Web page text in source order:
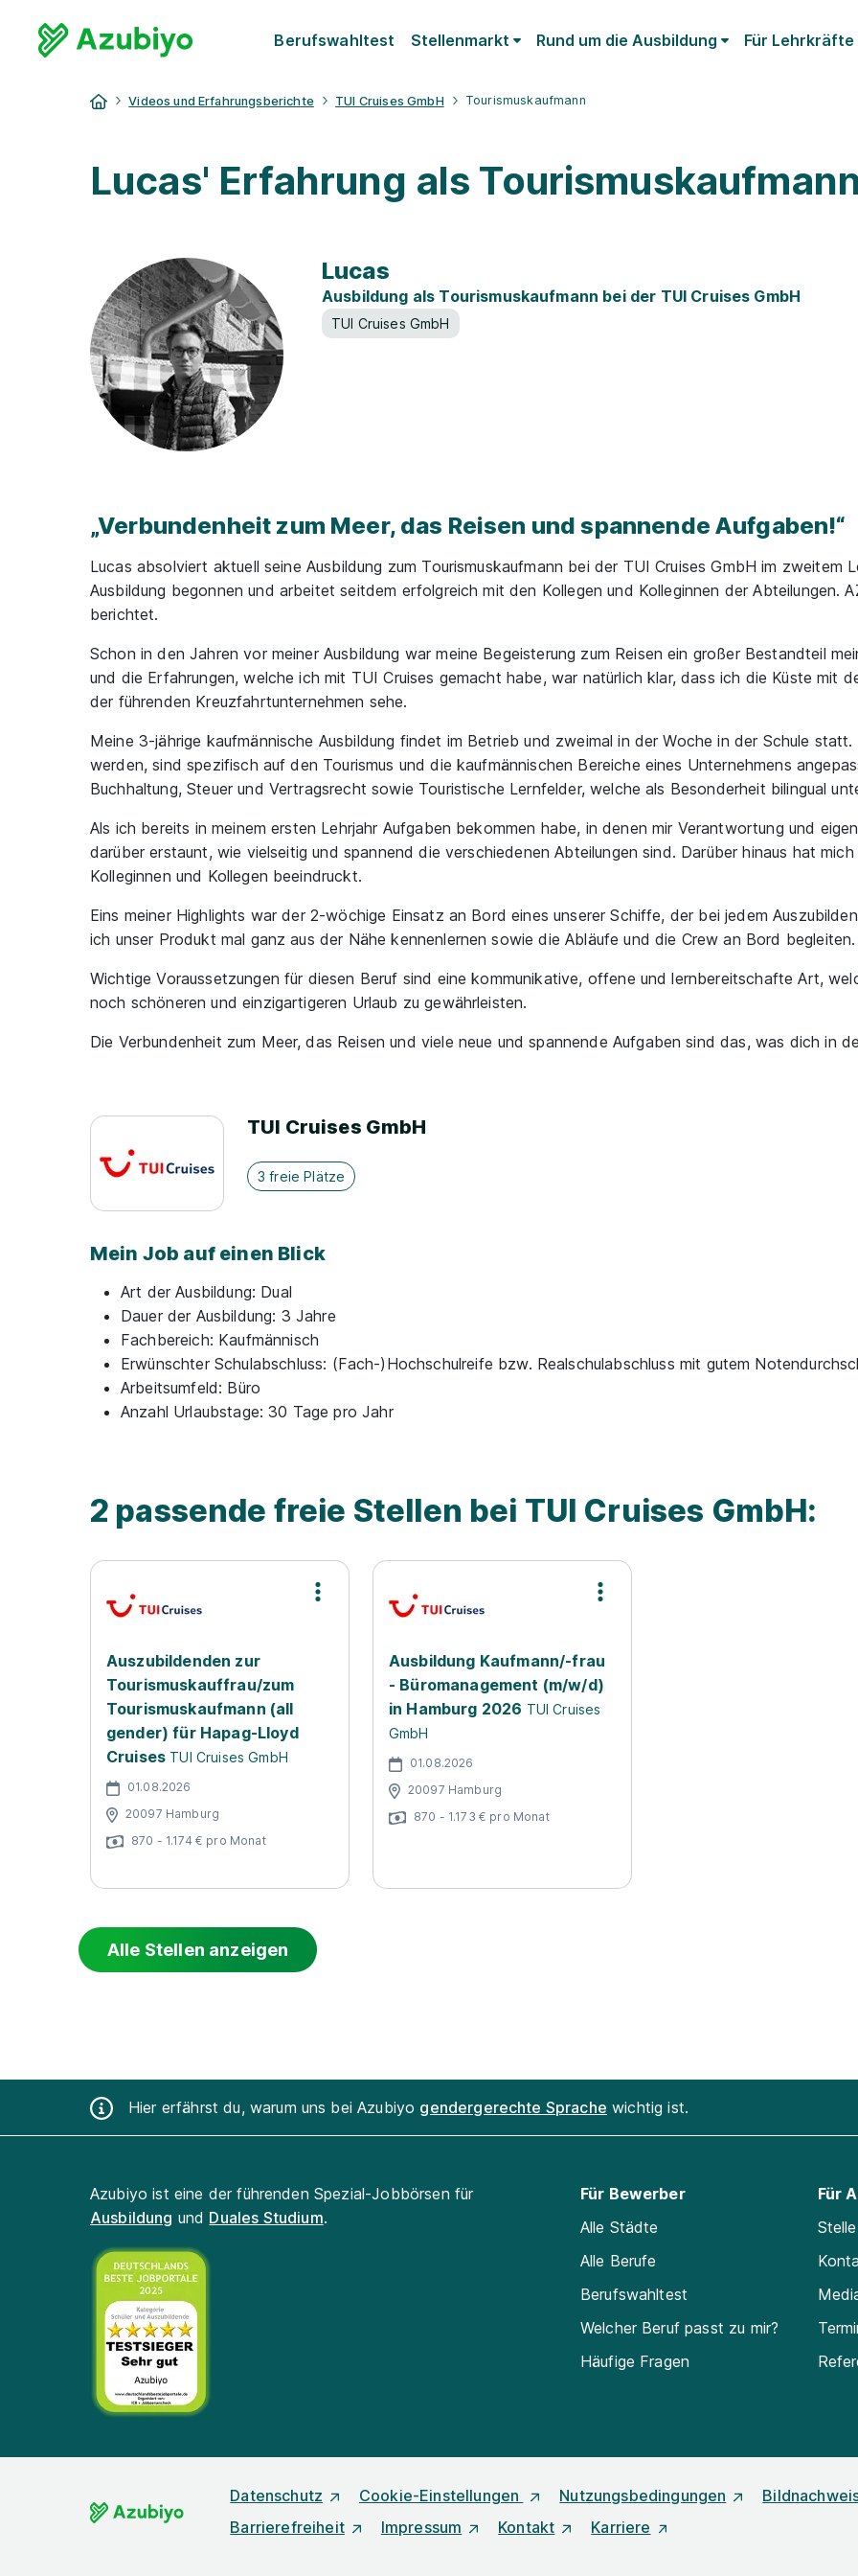
Berufswahltest Stellenmarkt Rund um die Ausbildung Für Lehrkräfte
Videos und Erfahrungsberichte TUI Cruises GmbH Tourismuskaufmann
Lucas' Erfahrung als
Lucas
Ausbildung als Tourismuskaufmann bei der TUI Cruises GmbH
TUI Cruises GmbH
„Verbundenheit zum Meer, das Reisen und spannende Aufgaben!“
Lucas absolviert aktuell seine Ausbildung zum Tourismuskaufmann bei der TUI Cruises GmbH im zweitem
Ausbildung begonnen und arbeitet seitdem erfolgreich mit den Kollegen und Kolleginnen der Abteilungen.
berichtet.
Schon in den Jahren vor meiner Ausbildung war meine Begeisterung zum Reisen ein großer Bestandteil
und die Erfahrungen, welche ich mit TUI Cruises gemacht habe, war natürlich klar, dass ich die Küste mit
der führenden Kreuzfahrtunternehmen sehe.
Meine 3-jährige kaufmännische Ausbildung findet im Betrieb und zweimal in der Woche in der Schule
werden, sind spezifisch auf den Tourismus und die kaufmännischen Bereiche eines Unternehmens
Buchhaltung, Steuer und Vertragsrecht sowie Touristische Lernfelder, welche als Besonderheit bilingual
Als ich bereits in meinem ersten Lehrjahr Aufgaben bekommen habe, in denen mir Verantwortung und
darüber erstaunt, wie vielseitig und spannend die verschiedenen Abteilungen sind. Darüber hinaus hat
Kolleginnen und Kollegen beeindruckt.
Eins meiner Highlights war der 2-wöchige Einsatz an Bord eines unserer Schiffe, der bei jedem
ich unser Produkt mal ganz aus der Nähe kennenlernen sowie die Abläufe und die Crew an Bord begleiten.
Wichtige Voraussetzungen für diesen Beruf sind eine kommunikative, offene und lernbereitschafte Art,
noch schöneren und einzigartigeren Urlaub zu gewährleisten.
Die Verbundenheit zum Meer, das Reisen und viele neue und spannende Aufgaben sind das, was dich in
TUI Cruises GmbH
3 freie Plätze
Mein Job auf einen Blick
Art der Ausbildung: Dual
Dauer der Ausbildung: 3 Jahre
Fachbereich: Kaufmännisch
Erwünschter Schulabschluss: (Fach-)Hochschulreife bzw. Realschulabschluss mit gutem
Arbeitsumfeld: Büro
Anzahl Urlaubstage: 30 Tage pro Jahr
2 passende freie Stellen bei TUI Cruises GmbH:
Auszubildenden zur
Tourismuskauffrau/zum
Tourismuskaufmann (all
gender) für Hapag-Lloyd
Cruises TUI Cruises GmbH
01.08.2026
20097 Hamburg
870 - 1.174 € pro Monat
Ausbildung Kaufmann/-frau
- Büromanagement (m/w/d)
in Hamburg 2026 TUI Cruises
GmbH
01.08.2026
20097 Hamburg
870 - 1.173 € pro Monat
Alle Stellen anzeigen
Hier erfährst du, warum uns bei Azubiyo gendergerechte Sprache wichtig ist.
Azubiyo ist eine der führenden Spezial-Jobbörsen für
Ausbildung und Duales Studium.
Für Bewerber
Alle Städte
Alle Berufe
Berufswahltest
Welcher Beruf passt zu mir?
Häufige Fragen
Für
Datenschutz Cookie-Einstellungen Nutzungsbedingungen
Barrierefreiheit
Impressum Kontakt Karriere